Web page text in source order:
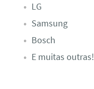
LG
Samsung
Bosch
E muitas outras!